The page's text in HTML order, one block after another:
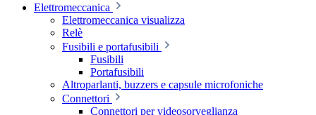
Elettromeccanica
Elettromeccanica visualizza
Relè
Fusibili e portafusibili
Fusibili
Portafusibili
Altroparlanti, buzzers e capsule microfoniche
Connettori
Connettori per videosorveglianza